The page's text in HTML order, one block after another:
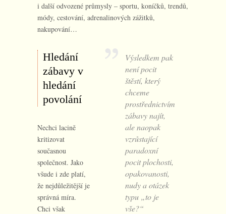
i další odvozené průmysly – sportu, koníčků, trendů,
módy, cestování, adrenalinových zážitků,
nakupování…
Výsledkem pak
není pocit
štěstí, který
chceme
prostřednictvím
zábavy najít,
ale naopak
vzrůstající
paradoxní
pocit plochosti,
opakovanosti,
nudy a otázek
typu „to je
vše?“
Hledání
zábavy v
hledání
povolání
Nechci lacině
kritizovat
současnou
společnost. Jako
všude i zde platí,
že nejdůležitější je
správná míra.
Chci však